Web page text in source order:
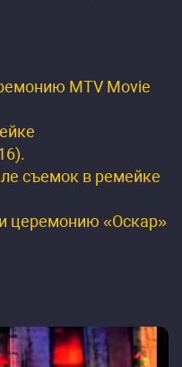
MTV Movie
съемок в ремейке
церемонию «Оскар»